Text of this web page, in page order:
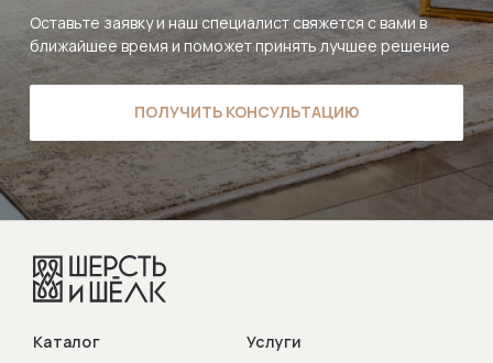
Оставьте заявку и наш специалист свяжется с вами в
ближайшее время и поможет принять лучшее решение
ПОЛУЧИТЬ КОНСУЛЬТАЦИЮ
Каталог
Услуги